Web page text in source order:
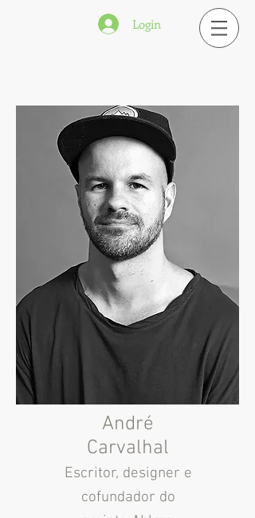
Login
André
Carvalhal
Escritor, designer e
cofundador do